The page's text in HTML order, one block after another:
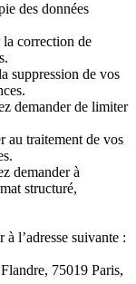
des données
correction de
suppression de vos
demander de limiter
au traitement de vos
demander à
structuré,
l’adresse suivante :
75019 Paris,